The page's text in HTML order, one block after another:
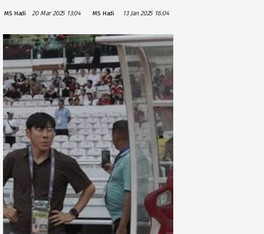
Bakal Terulang?
MS Hadi 20 Mar 2025 13:04
Kluivert: Aku
Suka Tekanan
MS Hadi 13 Jan 2025 16:04